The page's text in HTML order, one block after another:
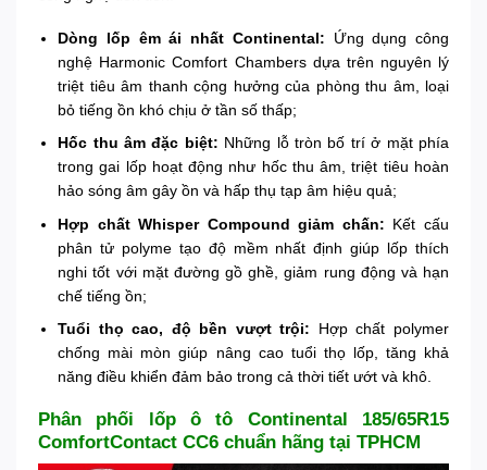
Dòng lốp êm ái nhất Continental: Ứng dụng công
nghệ Harmonic Comfort Chambers dựa trên nguyên lý
triệt tiêu âm thanh cộng hưởng của phòng thu âm, loại
bỏ tiếng ồn khó chịu ở tần số thấp;
Hốc thu âm đặc biệt: Những lỗ tròn bố trí ở mặt phía
trong gai lốp hoạt động như hốc thu âm, triệt tiêu hoàn
hảo sóng âm gây ồn và hấp thụ tạp âm hiệu quả;
Hợp chất Whisper Compound giảm chấn: Kết cấu
phân tử polyme tạo độ mềm nhất định giúp lốp thích
nghi tốt với mặt đường gồ ghề, giảm rung động và hạn
chế tiếng ồn;
Tuổi thọ cao, độ bền vượt trội: Hợp chất polymer
chống mài mòn giúp nâng cao tuổi thọ lốp, tăng khả
năng điều khiển đảm bảo trong cả thời tiết ướt và khô.
Phân phối lốp ô tô Continental 185/65R15
ComfortContact CC6 chuẩn hãng tại TPHCM